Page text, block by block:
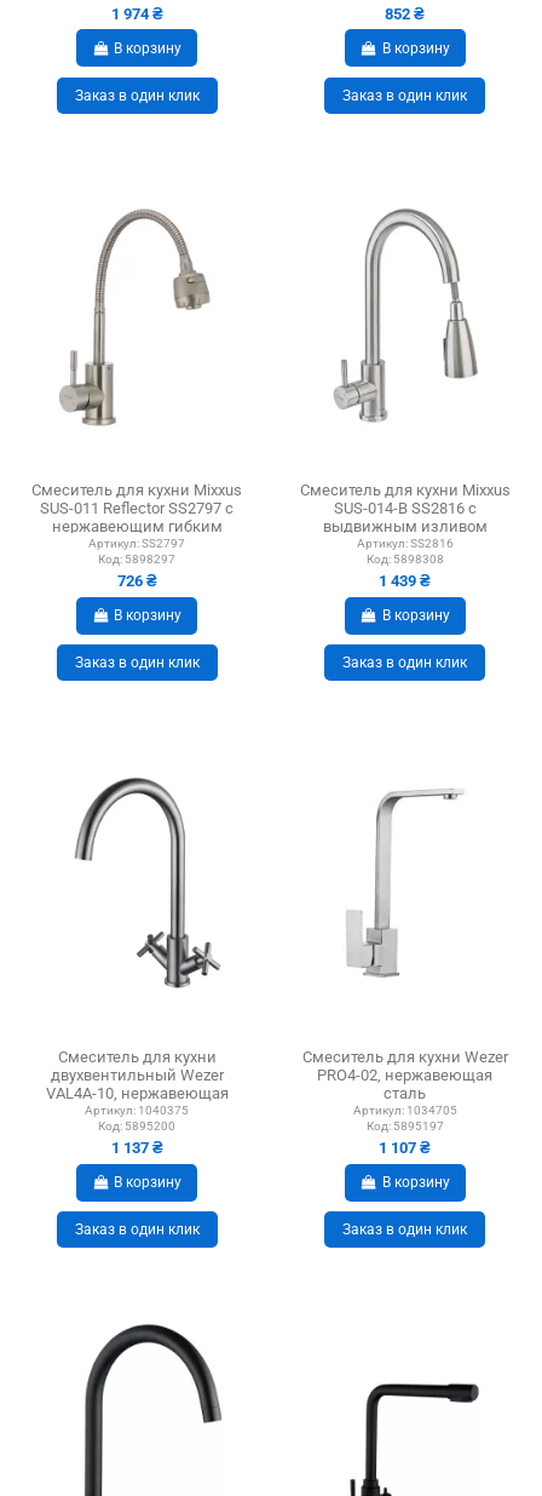
1 974 ₴
В корзину
Заказ в один клик
852 ₴
В корзину
Заказ в один клик
Смеситель для кухни Mixxus
SUS-011 Reflector SS2797 с
нержавеющим гибким
изливом
Артикул:SS2797
Код: 5898297
726 ₴
В корзину
Заказ в один клик
Смеситель для кухни Mixxus
SUS-014-B SS2816 с
выдвижным изливом
Артикул:SS2816
Код: 5898308
1 439 ₴
В корзину
Заказ в один клик
Смеситель для кухни
двухвентильный Wezer
VAL4A-10, нержавеющая
сталь
Артикул: 1040375
Код: 5895200
1 137 ₴
В корзину
Заказ в один клик
Смеситель для кухни Wezer
PRO4-02, нержавеющая
сталь
Артикул: 1034705
Код: 5895197
1 107 ₴
В корзину
Заказ в один клик